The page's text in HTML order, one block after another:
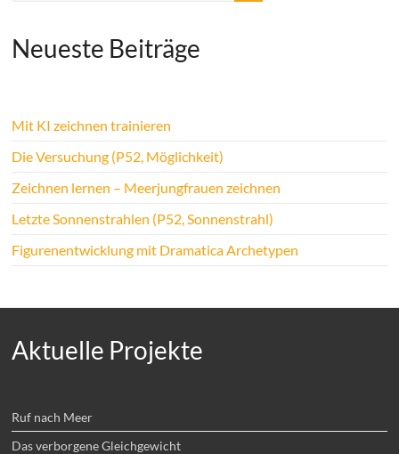
Neueste Beiträge
Mit KI zeichnen trainieren
Die Versuchung (P52, Möglichkeit)
Zeichnen lernen – Meerjungfrauen zeichnen
Letzte Sonnenstrahlen (P52, Sonnenstrahl)
Figurenentwicklung mit Dramatica Archetypen
Aktuelle Projekte
Ruf nach Meer
Das verborgene Gleichgewicht